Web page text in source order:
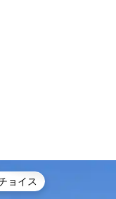
ョイス
ョイス